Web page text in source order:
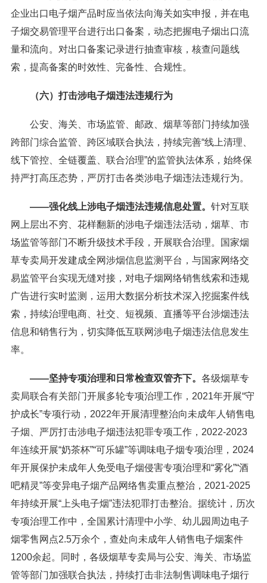
企业出口电子烟产品时应当依法向海关如实申报，并在电
子烟交易管理平台进行出口备案，动态把握电子烟出口流
量和流向。对出口备案记录进行抽查审核，核查问题线
索，提高备案的时效性、完备性、合规性。
（六）打击涉电子烟违法违规行为
公安、海关、市场监管、邮政、烟草等部门持续加强
跨部门综合监管、跨区域联合执法，持续完善“线上清理、
线下管控、全链覆盖、联合治理”的监管执法体系，始终保
持严打高压态势，严厉打击各类涉电子烟违法违规行为。
——强化线上涉电子烟违法违规信息处置。 针对互联
网上层出不穷、花样翻新的涉电子烟违法活动，烟草、市
场监管等部门不断升级技术手段，开展联合治理。国家烟
草专卖局开发建成全网涉烟信息监测平台，与国家网络交
易监管平台实现无缝对接，对电子烟网络销售线索和违规
广告进行实时监测，运用大数据分析技术深入挖掘案件线
索，持续治理电商、社交、短视频、直播等平台涉烟违法
信息和销售行为，切实降低互联网涉电子烟违法信息发生
率。
——坚持专项治理和日常检查双管齐下。 各级烟草专
卖局联合有关部门开展多轮专项治理工作，2021年开展“守
护成长”专项行动，2022年开展清理整治向未成年人销售电
子烟、严厉打击涉电子烟违法犯罪专项工作，2022-2023
年连续开展“奶茶杯”“可乐罐”等调味电子烟专项治理，2024
年开展保护未成年人免受电子烟侵害专项治理和“雾化”“酒
吧精灵”等变异电子烟产品网络售卖重点整治，2021-2025
年持续开展“上头电子烟”违法犯罪打击整治。据统计，历次
专项治理工作中，全国累计清理中小学、幼儿园周边电子
烟零售网点2.5万余个，查处向未成年人销售电子烟案件
1200余起。同时，各级烟草专卖局与公安、海关、市场监
管等部门加强联合执法，持续打击非法制售调味电子烟行